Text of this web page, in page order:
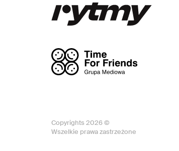
Copyrights 2026 ©
Wszelkie prawa zastrzeżone